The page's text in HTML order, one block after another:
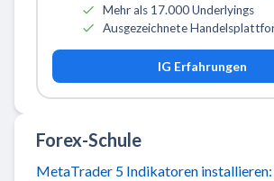
Mehr als 17.000 Underlyings
Ausgezeichnete
IG Erfahrungen
Forex-Schule
MetaTrader 5 Indikatoren